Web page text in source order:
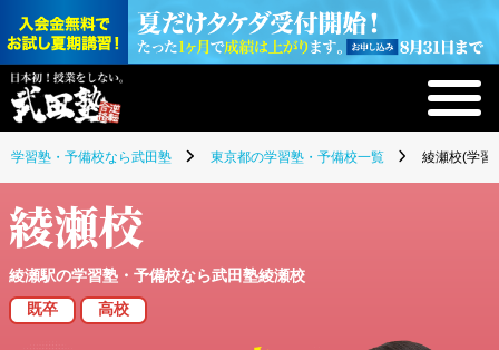
学習塾・予備校なら武田塾 東京都の学習塾・予備校一覧 綾瀬校(学習
綾瀬校
綾瀬駅の学習塾・予備校なら武田塾綾瀬校
既卒 高校